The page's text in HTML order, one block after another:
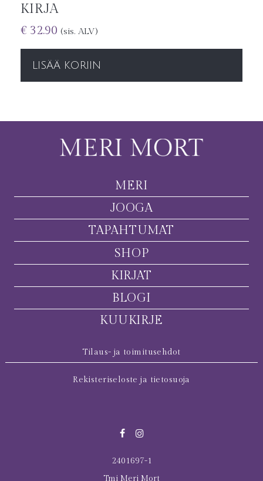
KIRJA
€ 32.90 (sis. ALV)
LISÄÄ KORIIN
MERI
JOOGA
TAPAHTUMAT
SHOP
KIRJAT
BLOGI
KUUKIRJE
Tilaus- ja toimitusehdot
Rekisteriseloste ja tietosuoja
2401697-1
Tmi Meri Mort